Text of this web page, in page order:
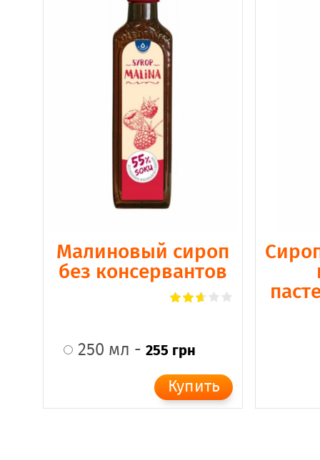
Малиновый сироп
без консервантов
250 мл - 255 грн